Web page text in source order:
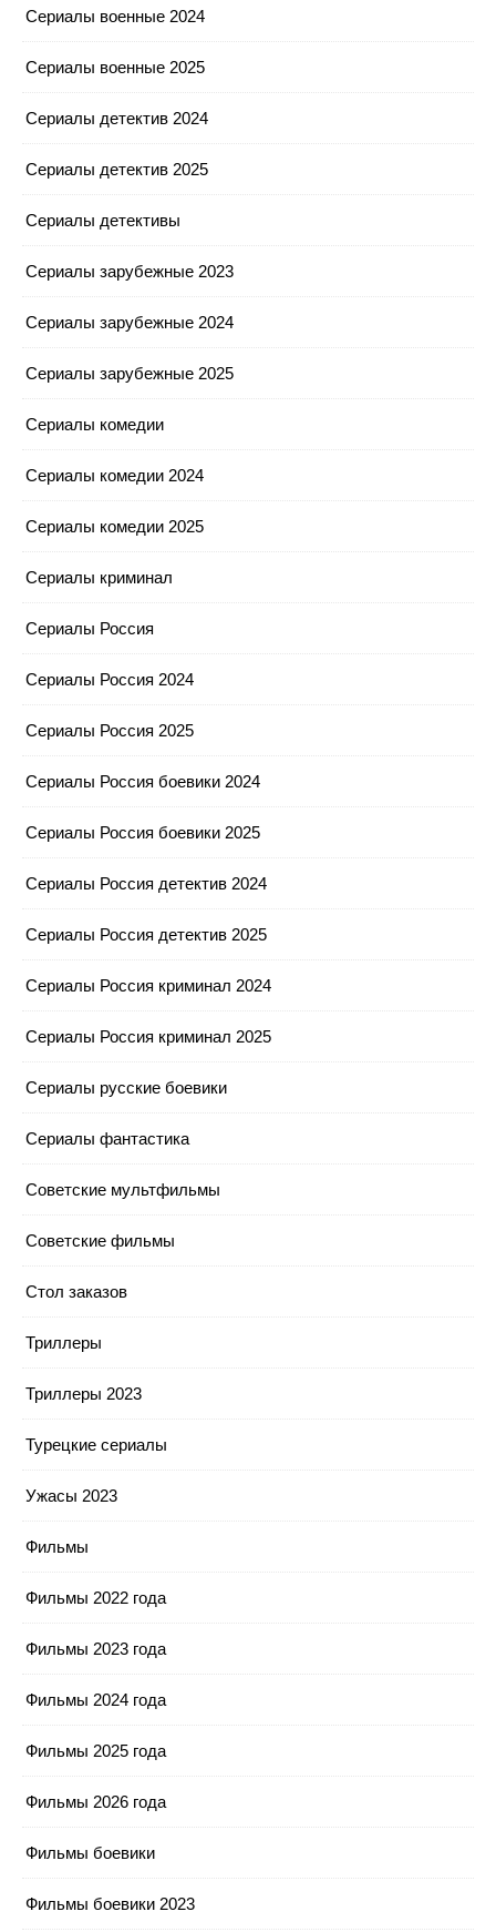
Сериалы военные 2024
Сериалы военные 2025
Сериалы детектив 2024
Сериалы детектив 2025
Сериалы детективы
Сериалы зарубежные 2023
Сериалы зарубежные 2024
Сериалы зарубежные 2025
Сериалы комедии
Сериалы комедии 2024
Сериалы комедии 2025
Сериалы криминал
Сериалы Россия
Сериалы Россия 2024
Сериалы Россия 2025
Сериалы Россия боевики 2024
Сериалы Россия боевики 2025
Сериалы Россия детектив 2024
Сериалы Россия детектив 2025
Сериалы Россия криминал 2024
Сериалы Россия криминал 2025
Сериалы русские боевики
Сериалы фантастика
Советские мультфильмы
Советские фильмы
Стол заказов
Триллеры
Триллеры 2023
Турецкие сериалы
Ужасы 2023
Фильмы
Фильмы 2022 года
Фильмы 2023 года
Фильмы 2024 года
Фильмы 2025 года
Фильмы 2026 года
Фильмы боевики
Фильмы боевики 2023